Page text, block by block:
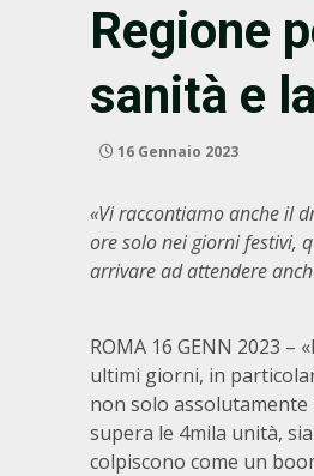
Regione
sanità e
16 Gennaio 2023
«Vi raccontiamo anche il
ore solo nei giorni festivi,
arrivare ad attendere
ROMA 16 GENN 2023
ultimi giorni, in
non solo
supera le 4mila unità,
colpiscono come un